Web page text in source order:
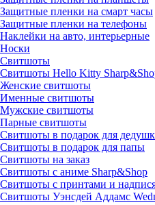
Защитные пленки на смарт часы
Защитные пленки на телефоны
Наклейки на авто, интерьерные
Носки
Свитшоты
Cвитшоты Hello Kitty
Женские свитшоты
Именные свитшоты
Мужские свитшоты
Парные свитшоты
Свитшоты в подарок для
Свитшоты в подарок для папы
Свитшоты на заказ
Свитшоты с аниме Sharp&Shop
Свитшоты с принтами и
Свитшоты Уэнсдей Аддамс